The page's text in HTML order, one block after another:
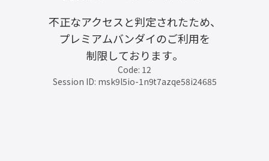
不正なアクセスと判定されたため、
プレミアムバンダイのご利用を
制限しております。
Code: 12
Session ID: msk9l5io-1n9t7azqe58i24685